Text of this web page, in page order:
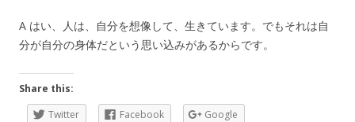
A はい、人は、自分を想像して、生きています。でもそれは自
分が自分の身体だという思い込みがあるからです。
Share this:
Twitter
Facebook Google